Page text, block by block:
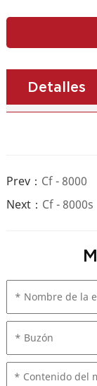
Detalles
Prev： Cf - 8000
Next： Cf - 8000s